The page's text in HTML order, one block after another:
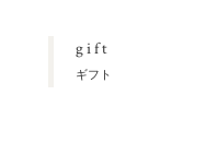
gift
ギフト